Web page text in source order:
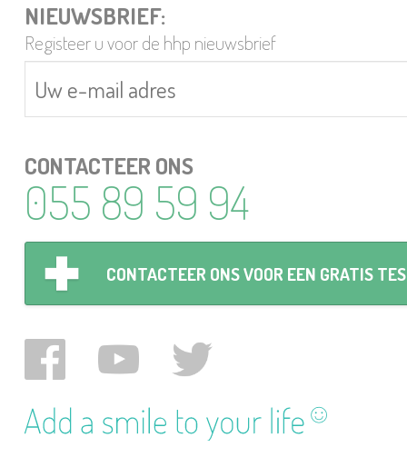
NIEUWSBRIEF:
Registeer u voor de hhp nieuwsbrief
CONTACTEER ONS
055 89 59 94
CONTACTEER ONS VOOR EEN GRATIS